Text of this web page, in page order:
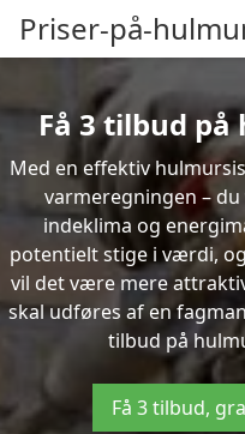
Priser-på-
Få 3 tilbud
Med en effektiv
varmeregningen –
indeklima og
potentielt stige i værdi,
vil det være mere
skal udføres af en
tilbud på
Få 3 tilbud,